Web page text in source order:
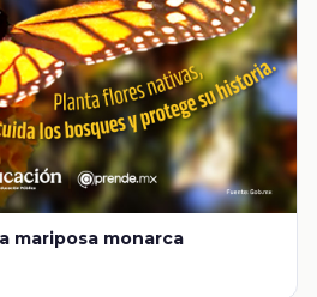
mariposa monarca